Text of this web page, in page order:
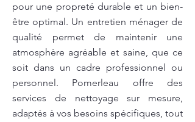
pour une propreté durable et un bien-
être optimal. Un entretien ménager de
qualité permet de maintenir une
atmosphère agréable et saine, que ce
soit dans un cadre professionnel ou
personnel. Pomerleau offre des
services de nettoyage sur mesure,
adaptés à vos besoins spécifiques, tout